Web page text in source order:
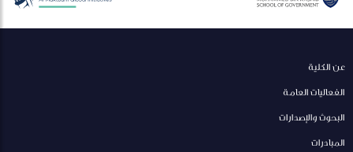
عن الكلية
الفعاليات العامة
البحوث والإصدارات
المبادرات